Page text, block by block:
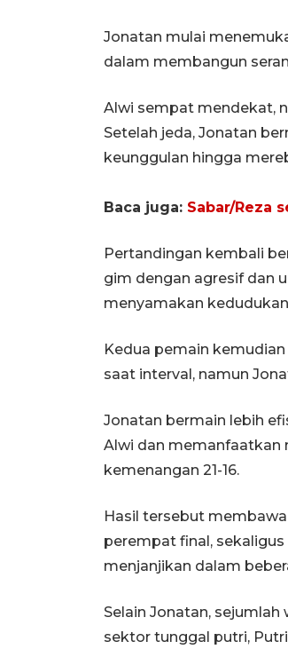
Jonatan mulai
dalam membangun
Alwi sempat mendekat,
Setelah jeda, Jonatan
keunggulan hingga
Baca juga: Sabar/Reza
Pertandingan kembali
gim dengan agresif dan
menyamakan
Kedua pemain
saat interval, namun
Jonatan bermain lebih
Alwi dan memanfaatkan
kemenangan 21-16.
Hasil tersebut
perempat final,
menjanjikan dalam
Selain Jonatan,
sektor tunggal putri,